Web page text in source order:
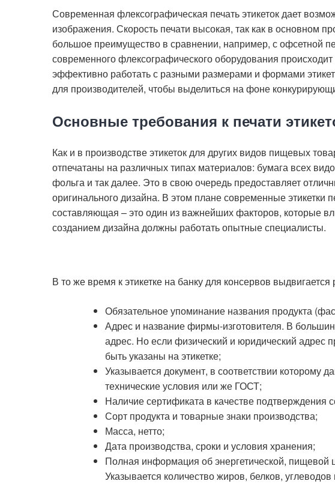
Современная флексографическая печать этикеток дает
изображения. Скорость печати высокая, так как в основном
большое преимущество в сравнении, например, с офсетной
современного флексографического оборудования
эффективно работать с разными размерами и формами
для производителей, чтобы выделиться на фоне
Основные требования к печати
Как и в производстве этикеток для других видов пищевых
отпечатаны на различных типах материалов: бумага всех
фольга и так далее. Это в свою очередь предоставляет
оригинального дизайна. В этом плане современные этикетки
составляющая – это один из важнейших факторов, которые
созданием дизайна должны работать опытные специалисты.
В то же время к этикетке на банку для консервов
Обязательное упоминание названия продукта
Адрес и название фирмы-изготовителя. В
адрес. Но если физический и юридический адрес
быть указаны на этикетке;
Указывается документ, в соответствии которому
технические условия или же ГОСТ;
Наличие сертификата в качестве подтверждения
Сорт продукта и товарные знаки производства;
Масса, нетто;
Дата производства, сроки и условия хранения;
Полная информация об энергетической, пищевой
Указывается количество жиров, белков,